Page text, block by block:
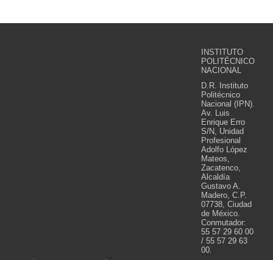
INSTITUTO
POLITÉCNICO
NACIONAL
D.R. Instituto
Politécnico
Nacional (IPN).
Av. Luis
Enrique Erro
S/N, Unidad
Profesional
Adolfo López
Mateos,
Zacatenco,
Alcaldía
Gustavo A.
Madero, C.P.
07738, Ciudad
de México.
Conmutador:
55 57 29 60 00
/ 55 57 29 63
00.